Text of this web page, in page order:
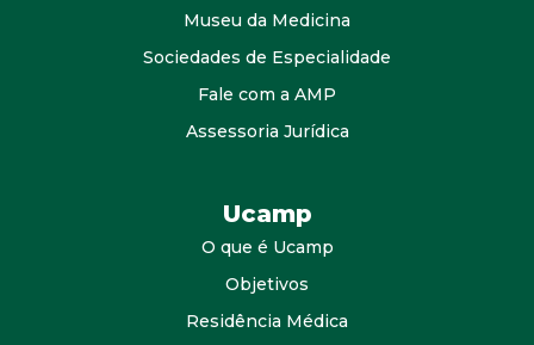
Museu da Medicina
Sociedades de Especialidade
Fale com a AMP
Assessoria Jurídica
Ucamp
O que é Ucamp
Objetivos
Residência Médica